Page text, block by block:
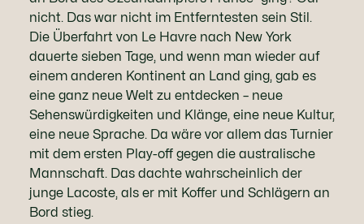
nicht. Das war nicht im Entferntesten sein Stil.
Die Überfahrt von Le Havre nach New York
dauerte sieben Tage, und wenn man wieder auf
einem anderen Kontinent an Land ging, gab es
eine ganz neue Welt zu entdecken – neue
Sehenswürdigkeiten und Klänge, eine neue Kultur,
eine neue Sprache. Da wäre vor allem das Turnier
mit dem ersten Play-off gegen die australische
Mannschaft. Das dachte wahrscheinlich der
junge Lacoste, als er mit Koffer und Schlägern an
Bord stieg.